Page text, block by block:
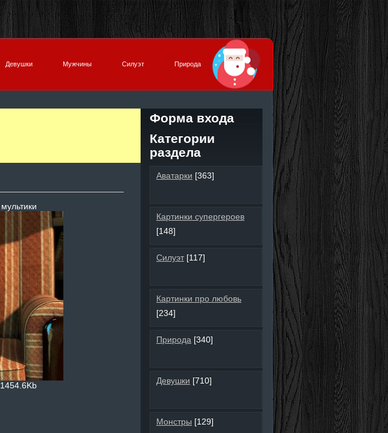
Девушки Мужчины Силуэт Природа
Форма входа
Категории
раздела
Аватарки [363]
Картинки супергероев
[148]
Силуэт [117]
Картинки про любовь
[234]
Природа [340]
Девушки [710]
Монстры [129]